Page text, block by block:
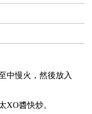
中慢火，然後放入
XO醬快炒。